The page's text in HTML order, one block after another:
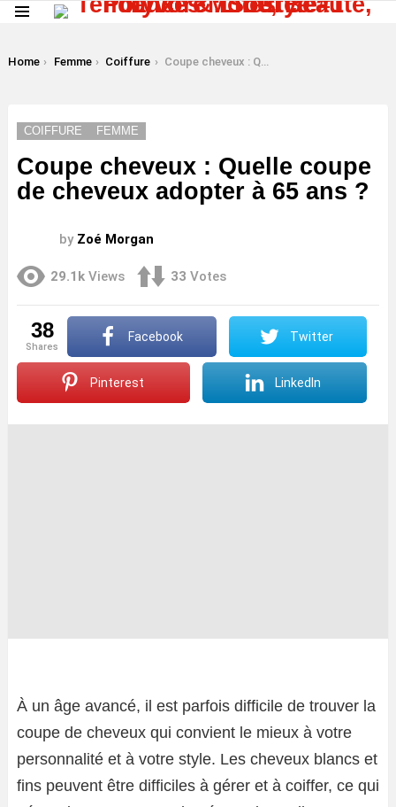
You are here:
Home Femme Coiffure Coupe cheveux : Quelle coupe de cheveux adopter à 65 ans ?
COIFFURE FEMME
Coupe cheveux : Quelle coupe
de cheveux adopter à 65 ans ?
by Zoé Morgan
29.1k Views 33 Votes
38
shares
Facebook Twitter
Pinterest LinkedIn
À un âge avancé, il est parfois difficile de trouver la
coupe de cheveux qui convient le mieux à votre
personnalité et à votre style. Les cheveux blancs et
fins peuvent être difficiles à gérer et à coiffer, ce qui